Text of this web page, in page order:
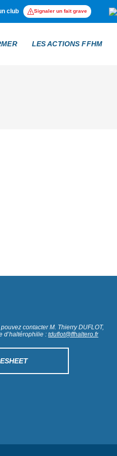
club Signaler un fait grave
LES ACTIONS FFHM
contacter M. Thierry DUFLOT,
d’haltérophilie :tduflot@ffhaltero.fr